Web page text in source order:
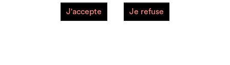
Mentions Légales Plan du site
J'accepte Je refuse